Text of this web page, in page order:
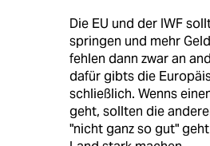
Die EU und der IWF
springen und mehr
fehlen dann zwar an
dafür gibts die
schließlich. Wenns
geht, sollten die
"nicht ganz so gut"